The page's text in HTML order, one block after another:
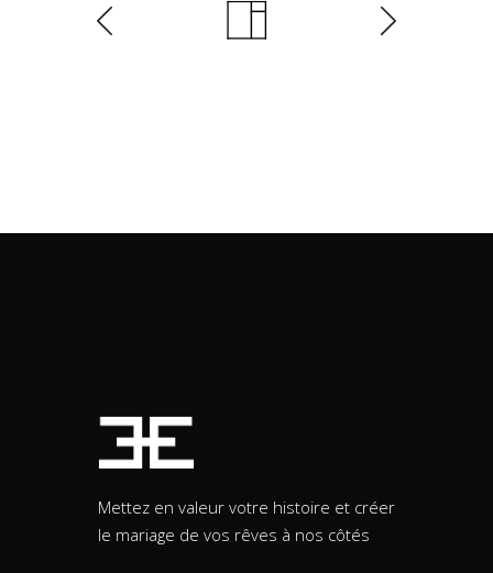
Mettez en valeur votre histoire et créer
le mariage de vos rêves à nos côtés